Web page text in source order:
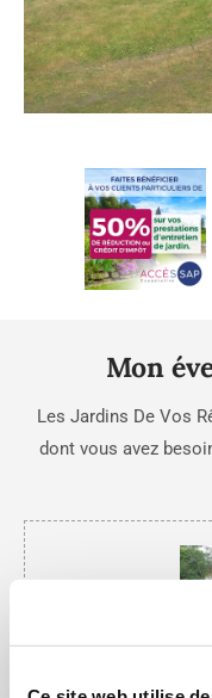
Mon
Les Jardins De Vos
dont vous avez